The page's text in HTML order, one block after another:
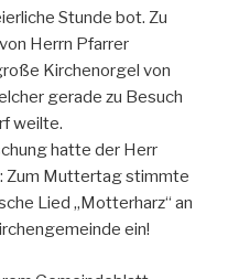
Stunde bot. Zu
Herrn Pfarrer
Kirchenorgel von
gerade zu Besuch
weilte.
hatte der Herr
Zum Muttertag stimmte
Lied „Motterharz“ an
ein!